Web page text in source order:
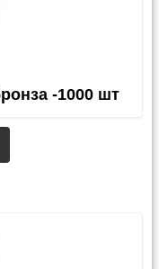
-1000 шт